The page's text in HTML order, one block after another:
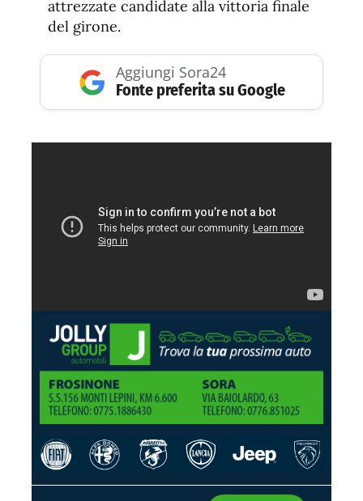
attrezzate candidate alla vittoria finale
del girone.
Aggiungi Sora24
Fonte preferita su Google